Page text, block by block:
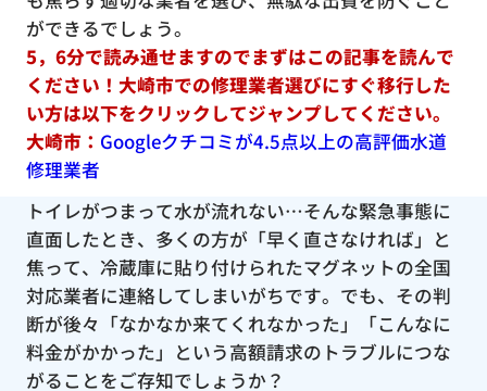
ができるでしょう。
5，6分で読み通せますのでまずはこの記事を読んで
ください！大崎市での修理業者選びにすぐ移行した
い方は以下をクリックしてジャンプしてください。
大崎市： Googleクチコミが4.5点以上の高評価水道
修理業者
トイレがつまって水が流れない…そんな緊急事態に
直面したとき、多くの方が「早く直さなければ」と
焦って、冷蔵庫に貼り付けられたマグネットの全国
対応業者に連絡してしまいがちです。でも、その判
断が後々「なかなか来てくれなかった」「こんなに
料金がかかった」という高額請求のトラブルにつな
がることをご存知でしょうか？